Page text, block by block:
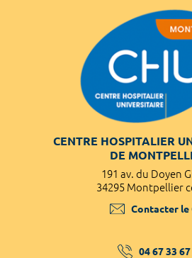
CENTRE HOSPITALIER
DE
191 av. du Doyen
34295 Montpellier
Contacter le
04 67 33 67